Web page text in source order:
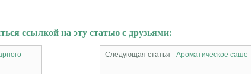
ссылкой на эту статью с друзьями:
Следующая статья -Ароматическое саше